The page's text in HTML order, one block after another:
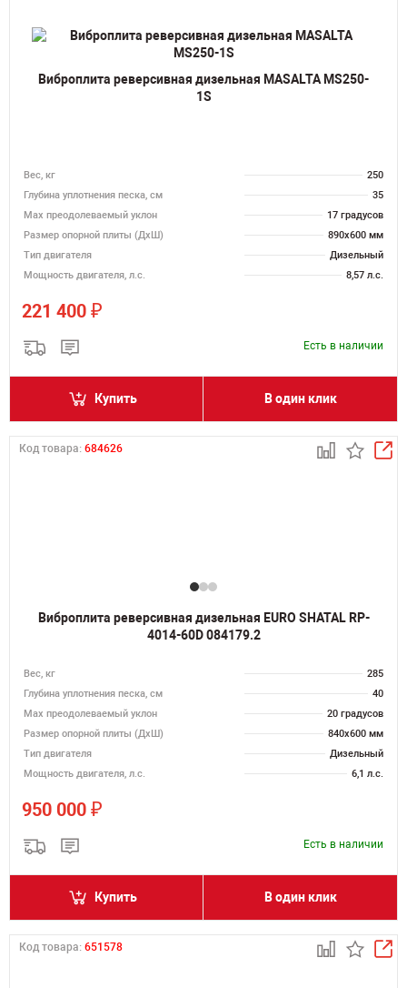
Виброплита реверсивная дизельная MASALTA MS250-
1S
Вес, кг
250
Глубина уплотнения песка, см
35
Max преодолеваемый уклон
17 градусов
Размер опорной плиты (ДхШ)
890х600 мм
Тип двигателя
Дизельный
Мощность двигателя, л.с.
8,57 л.с.
221 400 ₽
Есть в наличии
Купить В один клик
Код товара: 684626
Виброплита реверсивная дизельная EURO SHATAL RP-
4014-60D 084179.2
Вес, кг
285
Глубина уплотнения песка, см
40
Max преодолеваемый уклон
20 градусов
Размер опорной плиты (ДхШ)
840х600 мм
Тип двигателя
Дизельный
Мощность двигателя, л.с.
6,1 л.с.
950 000 ₽
Есть в наличии
Купить В один клик
Код товара: 651578